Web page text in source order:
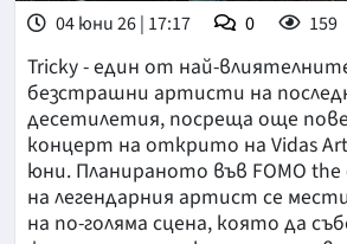
04 юни 26 | 17:17 0 159
Tricky - един от най-
безстрашни артисти на
десетилетия, посреща още
концерт на открито на Vidas
юни. Планираното във FOMO
на легендарния артист се
на по-голяма сцена, която да